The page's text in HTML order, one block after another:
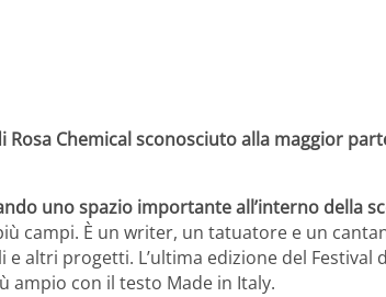
Rosa Chemical sconosciuto alla maggior
uno spazio importante all’interno della
campi. È un writer, un tatuatore e un
altri progetti. L’ultima edizione del Festival
ampio con il testo Made in Italy.